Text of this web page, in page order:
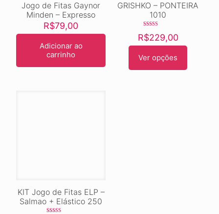
Jogo de Fitas Gaynor
Minden – Expresso
R$79,00
Adicionar ao
carrinho
GRISHKO – PONTEIRA
1010
5.00
de 5
R$229,00
Ver opções
Este
produto
KIT Jogo de Fitas ELP –
Salmao + Elástico 250